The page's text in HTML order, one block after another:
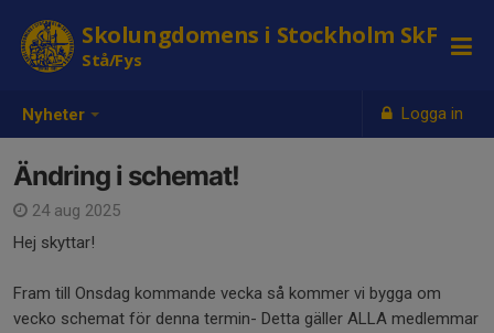
Nyheter Logga in
Skolungdomens i Stockholm SkF
Stå/Fys
Ändring i schemat!
24 aug 2025
Hej skyttar!
Fram till Onsdag kommande vecka så kommer vi bygga om
vecko schemat för denna termin- Detta gäller ALLA medlemmar